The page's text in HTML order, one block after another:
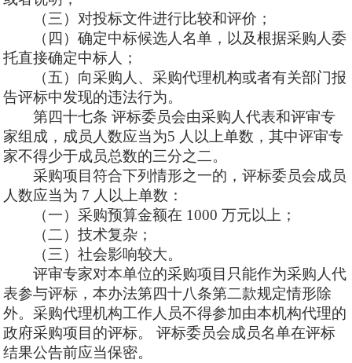
（三）对投标文件进行比较和评价；
（四）确定中标候选人名单，以及根据采购人委
托直接确定中标人；
（五）向采购人、采购代理机构或者有关部门报
告评标中发现的违法行为。
第四十七条 评标委员会由采购人代表和评审专
家组成，成员人数应当为5 人以上单数，其中评审专
家不得少于成员总数的三分之二。
采购项目符合下列情形之一的，评标委员会成员
人数应当为 7 人以上单数：
（一）采购预算金额在 1000 万元以上；
（二）技术复杂；
（三）社会影响较大。
评审专家对本单位的采购项目只能作为采购人代
表参与评标，本办法第四十八条第二款规定情形除
外。采购代理机构工作人员不得参加由本机构代理的
政府采购项目的评标。
评标委员会成员名单在评标
结果公告前应当保密。